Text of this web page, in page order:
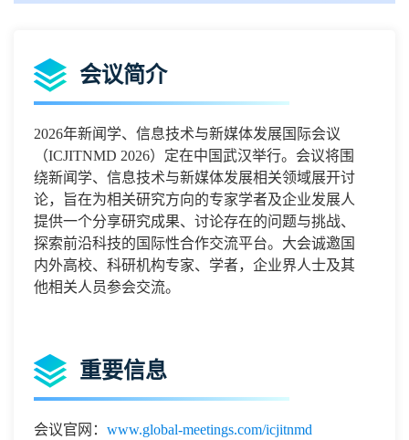
会议简介
2026年新闻学、信息技术与新媒体发展国际会议
（ICJITNMD 2026）定在中国武汉举行。会议将围
绕新闻学、信息技术与新媒体发展相关领域展开讨
论，旨在为相关研究方向的专家学者及企业发展人
提供一个分享研究成果、讨论存在的问题与挑战、
探索前沿科技的国际性合作交流平台。大会诚邀国
内外高校、科研机构专家、学者，企业界人士及其
他相关人员参会交流。
重要信息
会议官网： www.global-meetings.com/icjitnmd